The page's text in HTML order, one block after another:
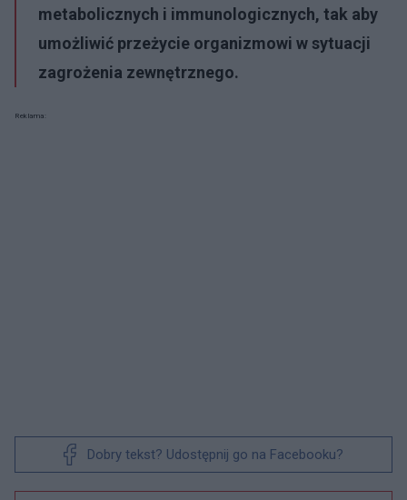
metabolicznych i immunologicznych, tak aby
umożliwić przeżycie organizmowi w sytuacji
zagrożenia zewnętrznego.
Reklama:
Dobry tekst? Udostępnij go na Facebooku?